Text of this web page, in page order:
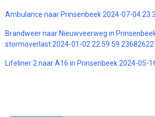
Ambulance naar Prinsenbeek 2024-07-04
Brandweer naar Nieuwveerweg in
stormoverlast 2024-01-02 22:59:59 23682622
Lifeliner 2 naar A16 in Prinsenbeek 2024-05-